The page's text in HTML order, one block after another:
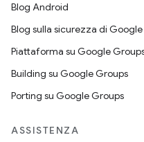
Blog Android
Blog sulla sicurezza di Google
Piattaforma su Google
Building su Google Groups
Porting su Google Groups
ASSISTENZA